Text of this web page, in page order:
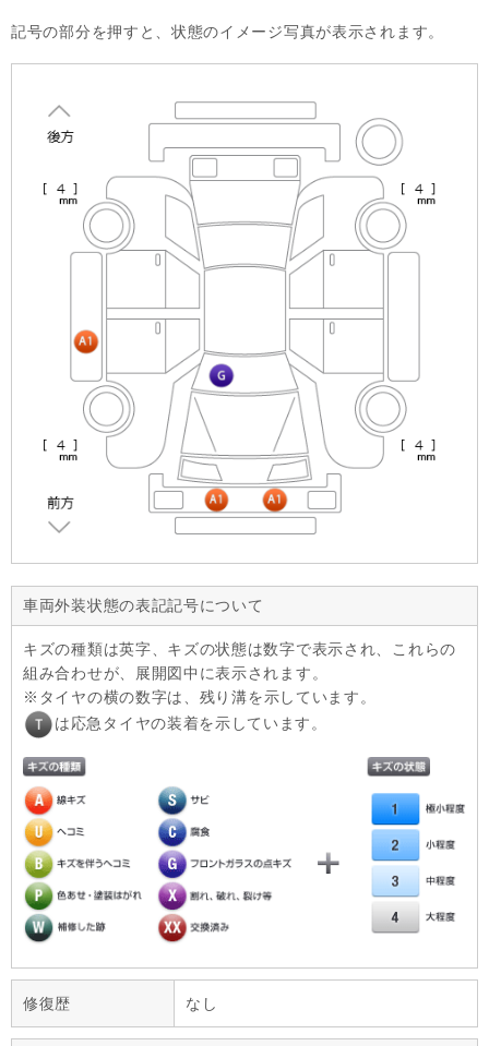
記号の部分を押すと、状態のイメージ写真が表示されます。
車両外装状態の表記記号について
キズの種類は英字、キズの状態は数字で表示され、これらの
組み合わせが、展開図中に表示されます。
タイヤの横の数字は、残り溝を示しています。
は応急タイヤの装着を示しています。
修復歴 なし